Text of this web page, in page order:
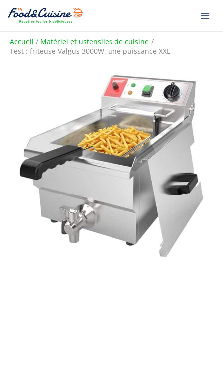
Aller
Accueil
Matériel et ustensiles de cuisine
Test : friteuse Valgus 3000W, une puissance XXL
R
e
h